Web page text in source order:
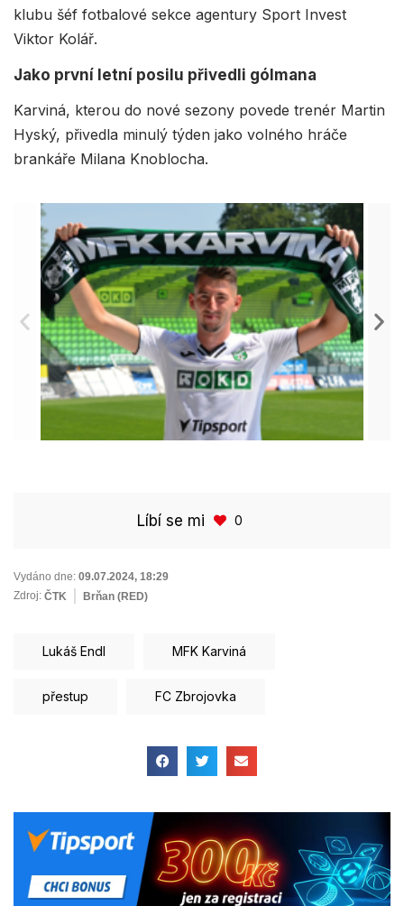
klubu šéf fotbalové sekce agentury Sport Invest
Viktor Kolář.
Jako první letní posilu přivedli gólmana
Karviná, kterou do nové sezony povede trenér Martin
Hyský, přivedla minulý týden jako volného hráče
brankáře Milana Knoblocha.
Líbí se mi 0
Vydáno dne: 09.07.2024, 18:29
Zdroj: ČTK Brňan (RED)
Lukáš Endl MFK Karviná
přestup FC Zbrojovka